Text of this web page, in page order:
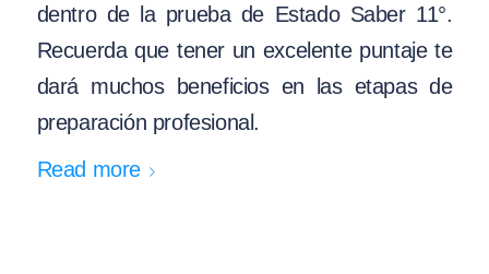
dentro de la prueba de Estado Saber 11°.
Recuerda que tener un excelente puntaje te
dará muchos beneficios en las etapas de
preparación profesional.
Read more